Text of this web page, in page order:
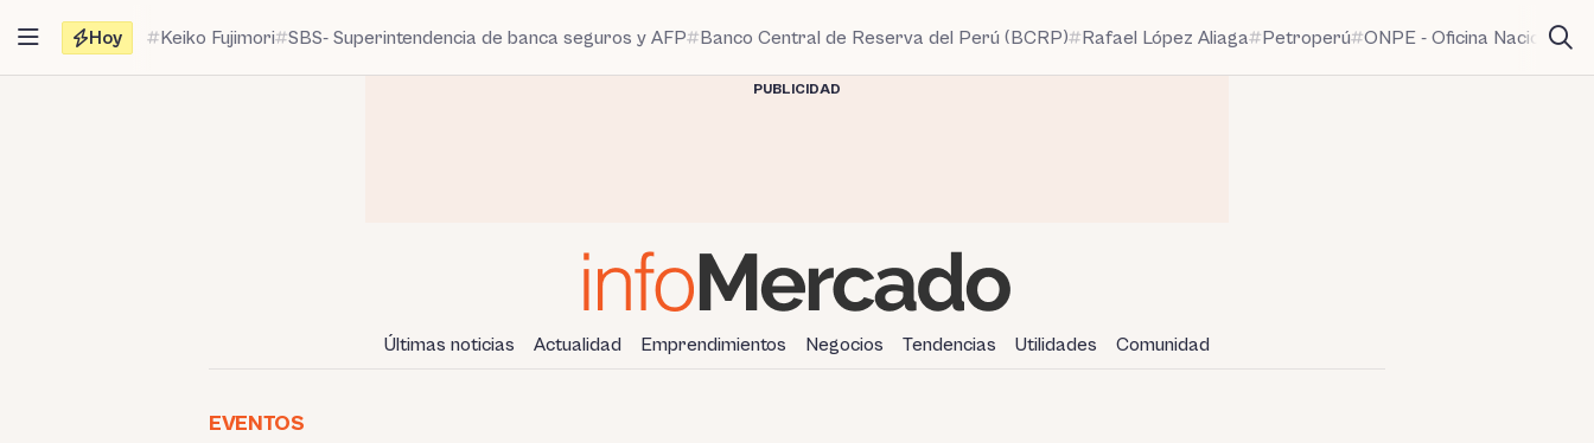
contenido
Hoy Keiko Fujimori SBS- Superintendencia de banca seguros y AFP Banco Central de Reserva del Perú (BCRP) Rafael López Aliaga Petroperú ONPE - Oficina Nacional
PUBLICIDAD
Últimas noticias Actualidad Emprendimientos Negocios Tendencias Utilidades Comunidad
EVENTOS